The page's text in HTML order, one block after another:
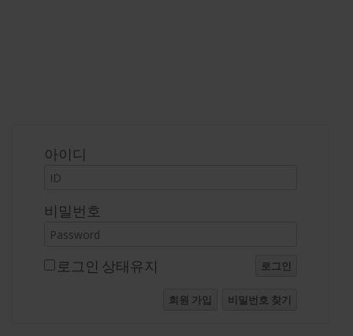
아이디
비밀번호
로그인 상태유지 로그인
회원 가입 비밀번호 찾기